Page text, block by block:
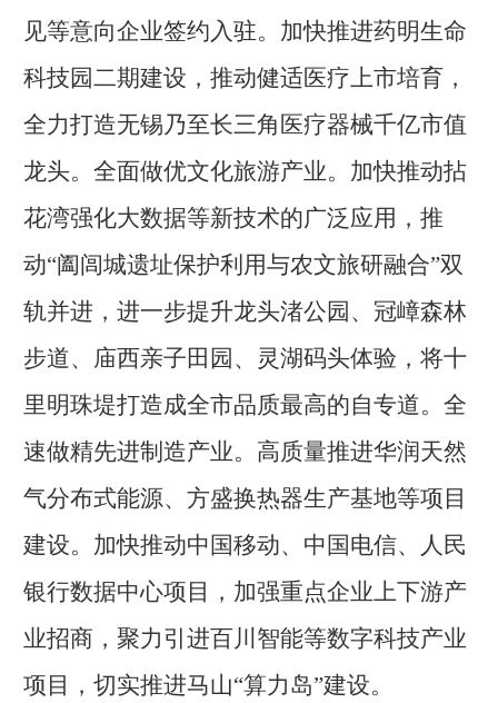
见等意向企业签约入驻。加快推进药明生命
科技园二期建设，推动健适医疗上市培育，
全力打造无锡乃至长三角医疗器械千亿市值
龙头。全面做优文化旅游产业。加快推动拈
花湾强化大数据等新技术的广泛应用，推
动“阖闾城遗址保护利用与农文旅研融合”双
轨并进，进一步提升龙头渚公园、冠嶂森林
步道、庙西亲子田园、灵湖码头体验，将十
里明珠堤打造成全市品质最高的自专道。全
速做精先进制造产业。高质量推进华润天然
气分布式能源、方盛换热器生产基地等项目
建设。加快推动中国移动、中国电信、人民
银行数据中心项目，加强重点企业上下游产
业招商，聚力引进百川智能等数字科技产业
项目，切实推进马山“算力岛”建设。